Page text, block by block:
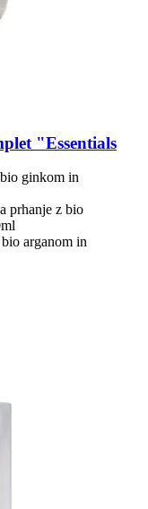
"Essentials
ginkom in
prhanje z bio
arganom in